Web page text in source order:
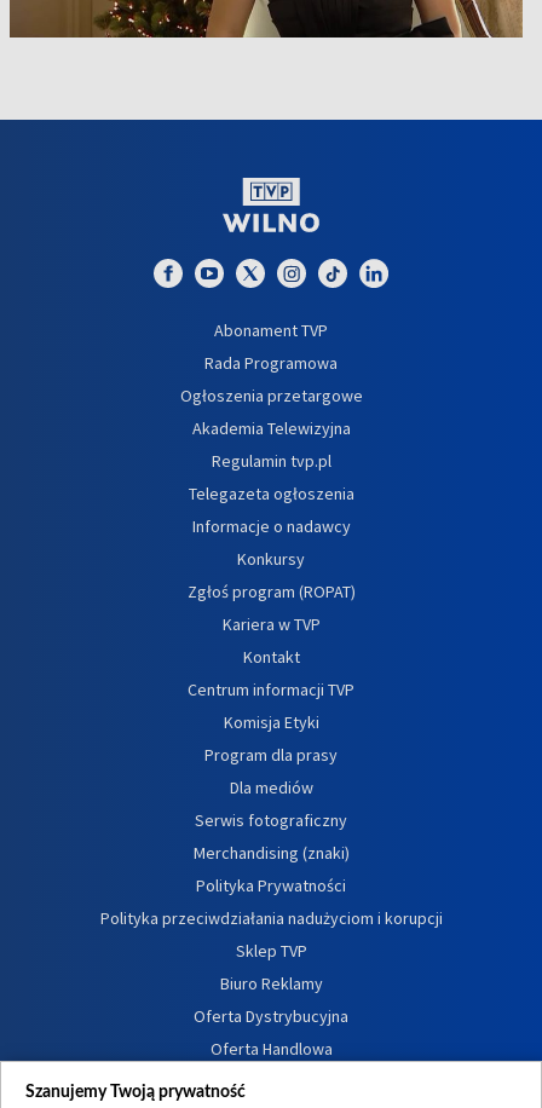
Abonament TVP
Rada Programowa
Ogłoszenia przetargowe
Akademia Telewizyjna
Regulamin tvp.pl
Telegazeta ogłoszenia
Informacje o nadawcy
Konkursy
Zgłoś program (ROPAT)
Kariera w TVP
Kontakt
Centrum informacji TVP
Komisja Etyki
Program dla prasy
Dla mediów
Serwis fotograficzny
Merchandising (znaki)
Polityka Prywatności
Polityka przeciwdziałania nadużyciom i korupcji
Sklep TVP
Biuro Reklamy
Oferta Dystrybucyjna
Oferta Handlowa
Dostępność
Szanujemy Twoją prywatność